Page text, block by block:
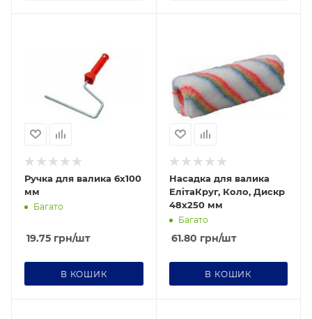
Ручка для валика 6х100
мм
Багато
19.75 грн/шт
В КОШИК
Насадка для валика
ЕлітаКруг, Коло, Дискр
48х250 мм
Багато
61.80 грн/шт
В КОШИК